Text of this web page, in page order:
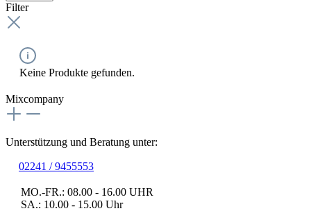
Filter
Keine Produkte gefunden.
Mixcompany
Unterstützung und Beratung unter:
02241 / 9455553
MO.-FR.: 08.00 - 16.00 UHR
SA.: 10.00 - 15.00 Uhr